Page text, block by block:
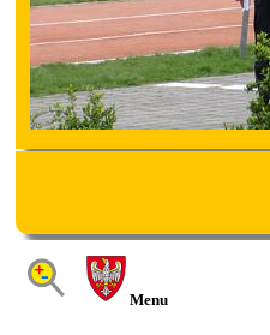
Menu